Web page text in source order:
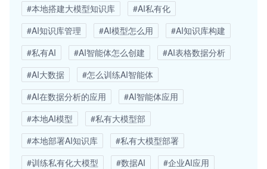
#本地搭建大模型知识库
#AI私有化
#AI知识库管理
#AI模型怎么用
#AI知识库构建
#私有AI
#AI智能体怎么创建
#AI表格数据分析
#AI大数据
#怎么训练AI智能体
#AI在数据分析的应用
#AI智能体应用
#本地AI模型
#私有大模型部
#本地部署AI知识库
#私有大模型部署
#训练私有化大模型
#数据AI
#企业AI应用